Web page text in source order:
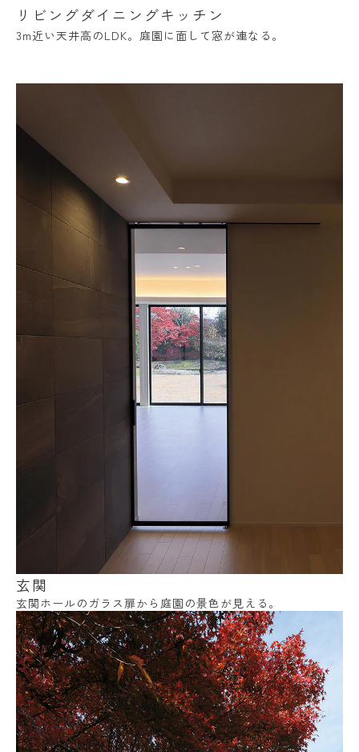
リビングダイニングキッチン
3m近い天井高のLDK。庭園に面して窓が連なる。
玄関
玄関ホールのガラス扉から庭園の景色が見える。